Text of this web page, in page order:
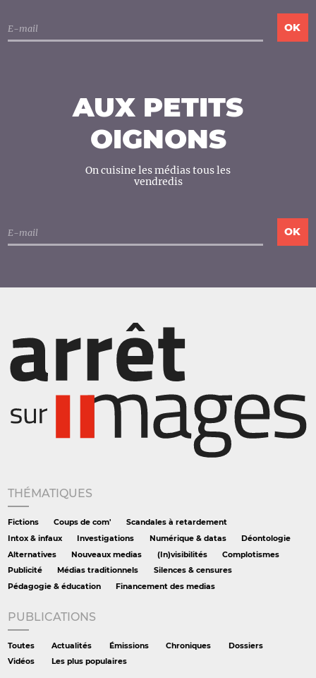
AUX PETITS
OIGNONS
On cuisine les médias tous les
vendredis
THÉMATIQUES
Fictions Coups de com'
Scandales à retardement
Intox & infaux
Investigations Numérique & datas
Déontologie
Alternatives
Nouveaux medias (In)visibilités
Complotismes
Publicité
Médias traditionnels
Silences & censures
Pédagogie & éducation
Financement des medias
PUBLICATIONS
Toutes Actualités Émissions Chroniques
Dossiers
Vidéos
Les plus populaires